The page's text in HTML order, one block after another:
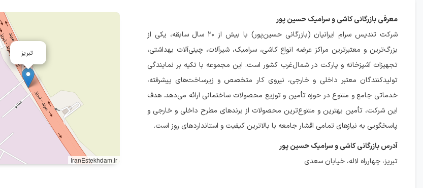
معرفی بازرگانی کاشی و سرامیک حسین پور
شرکت تندیس سرام ایرانیان (بازرگانی حسین‌پور) با بیش از ۲۰ سال سابقه، یکی از
بزرگ‌ترین و معتبرترین مراکز عرضه انواع کاشی، سرامیک، شیرآلات، چینی‌آلات بهداشتی،
تجهیزات آشپزخانه و پارکت در شمال‌غرب کشور است. این مجموعه با تکیه بر نمایندگی
تولیدکنندگان معتبر داخلی و خارجی، نیروی کار متخصص و زیرساخت‌های پیشرفته،
خدماتی جامع و متنوع در حوزه تأمین و توزیع محصولات ساختمانی ارائه می‌دهد. هدف
این شرکت، تأمین بهترین و متنوع‌ترین محصولات از برندهای مطرح داخلی و خارجی و
پاسخگویی به نیازهای تمامی اقشار جامعه با بالاترین کیفیت و استانداردهای روز است.
آدرس بازرگانی کاشی و سرامیک حسین پور
تبریز، چهارراه لاله، خیابان سعدی
تبریز
IranEstekhdam.ir